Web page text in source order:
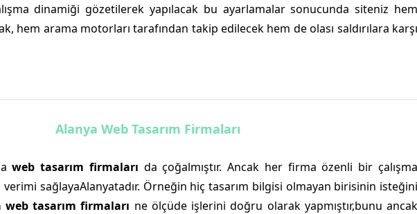
dinamiği gözetilerek yapılacak bu ayarlamalar sonucunda siteniz hem
hem arama motorları tarafından takip edilecek hem de olası saldırılara karşı
Alanya Web Tasarım Firmaları
web tasarım firmaları da çoğalmıştır. Ancak her firma özenli bir çalışma
verimi sağlayaAlanyatadır. Örneğin hiç tasarım bilgisi olmayan birisinin isteğini
web tasarım firmaları ne ölçüde işlerini doğru olarak yapmıştır,bunu ancak